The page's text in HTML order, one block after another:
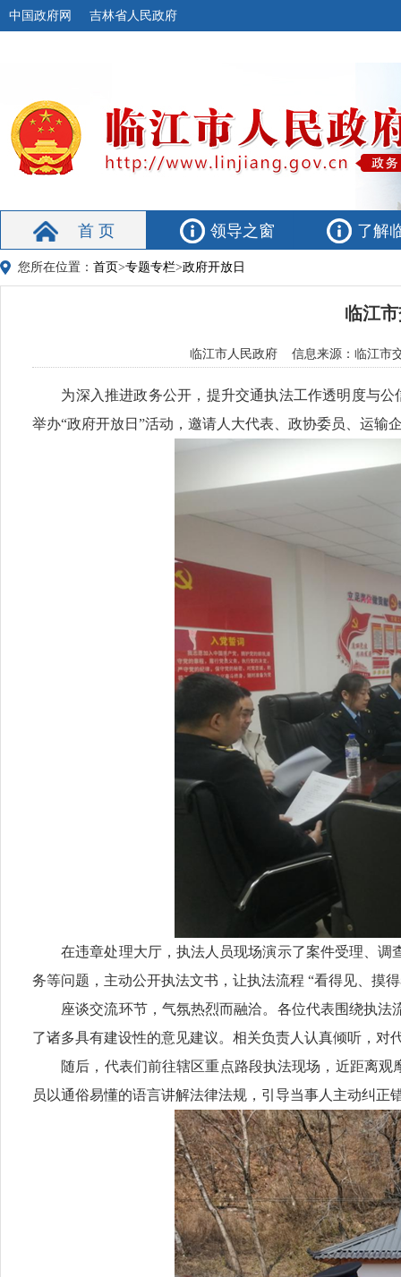
中国政府网 吉林省人民政府
首 页 领导之窗 了解
您所在位置： 首页>专题专栏>政府开放日
临江
临江市人民政府 信息来源：临江市
为深入推进政务公开，提升交通执法工作透明度与公
举办“政府开放日”活动，邀请人大代表、政协委员、运输
在违章处理大厅，执法人员现场演示了案件受理、调
务等问题，主动公开执法文书，让执法流程 “看得见、摸
座谈交流环节，气氛热烈而融洽。各位代表围绕执法
了诸多具有建设性的意见建议。相关负责人认真倾听，
随后，代表们前往辖区重点路段执法现场，近距离观
员以通俗易懂的语言讲解法律法规，引导当事人主动纠正